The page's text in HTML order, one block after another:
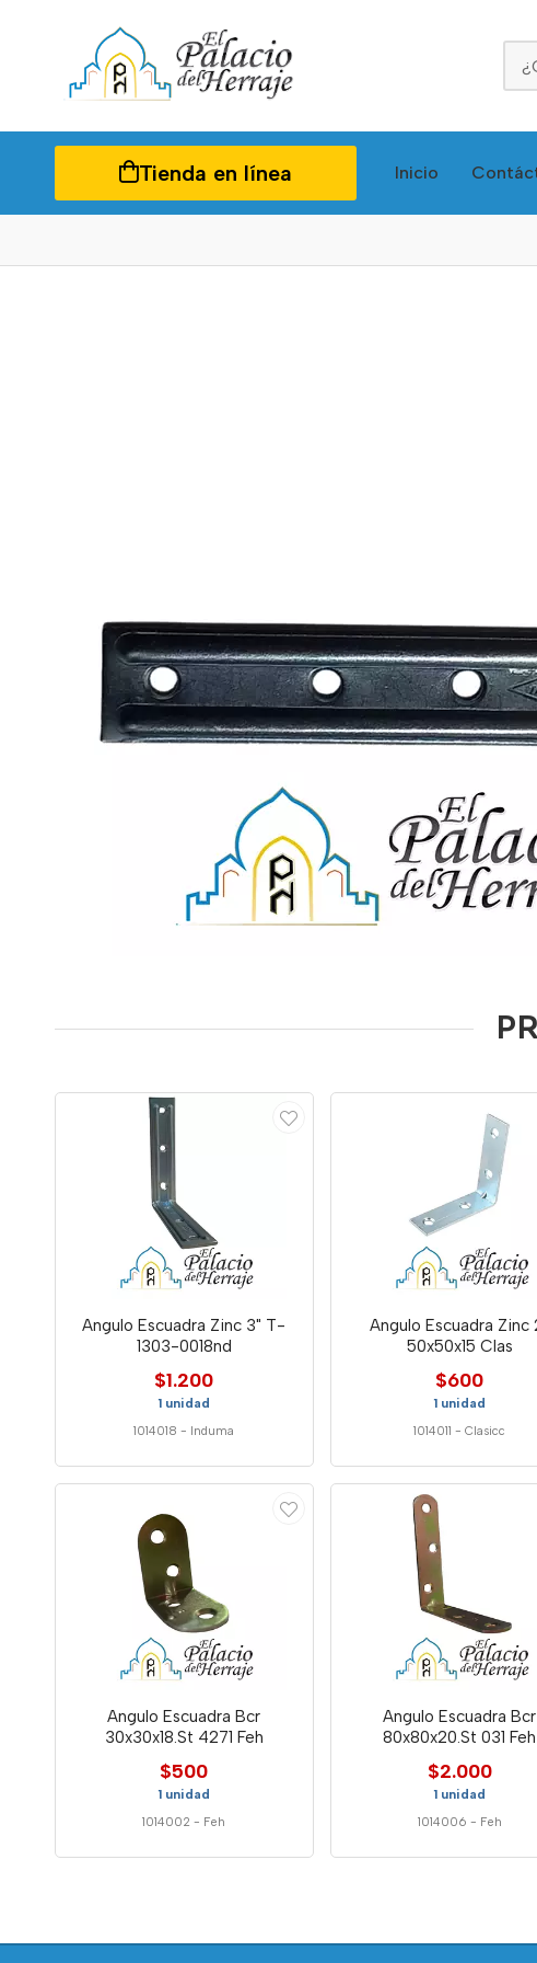
Tienda en línea Inicio
Angulo Escuadra Zinc 3" T-
1303-0018nd
$1.200
1 unidad
1014018 - Induma
Angulo Escuadra Zinc
50x50x15 Clas
$600
1 unidad
1014011 -Clasicc
Angulo Escuadra Bcr
30x30x18.St 4271 Feh
$500
1 unidad
1014002 - Feh
Angulo Escuadra Bcr
80x80x20.St 031 Feh
$2.000
1 unidad
1014006 - Feh